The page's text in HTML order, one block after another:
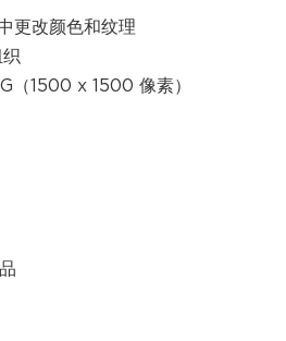
更改颜色和纹理
（1500 x 1500 像素）